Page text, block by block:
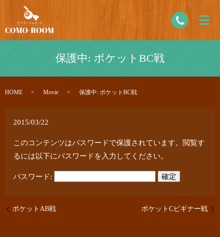
保護中: ポケットBC戦
HOME Movie 保護中: ポケットBC戦
2015/03/22
このコンテンツはパスワードで保護されています。閲覧す
るには以下にパスワードを入力してください。
パスワード:
ポケットAB戦 ポケットCビギナー戦